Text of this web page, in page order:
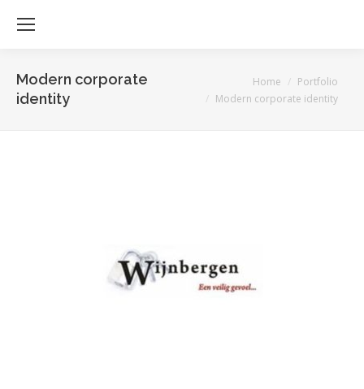
Modern corporate
identity
Home
Portfolio
Modern corporate identity